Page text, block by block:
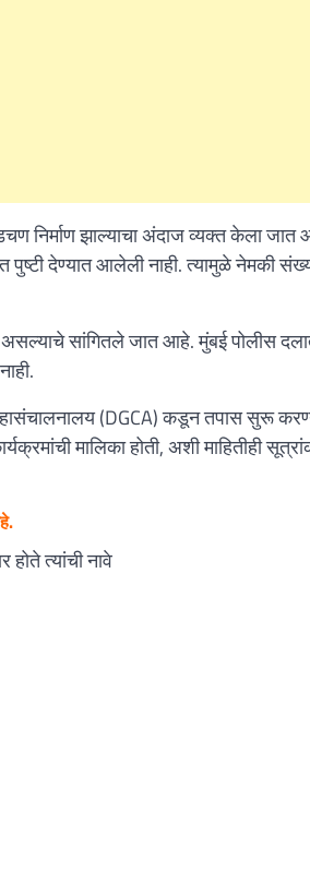
निर्माण झाल्याचा अंदाज व्यक्त केला जात
देण्यात आलेली नाही. त्यामुळे नेमकी
असल्याचे सांगितले जात आहे. मुंबई पोलीस
(DGCA) कडून तपास सुरू
मालिका होती, अशी माहितीही
त्यांची नावे